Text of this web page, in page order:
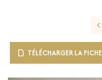
TÉLÉCHARGER LA FICHE